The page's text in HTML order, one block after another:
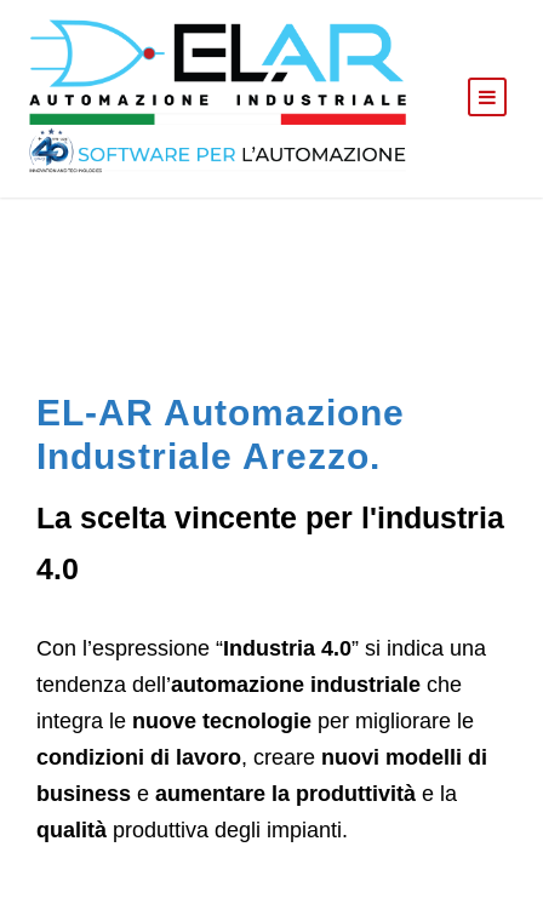
EL-AR Automazione
Industriale Arezzo.
La scelta vincente per l'industria
4.0
Con l’espressione “Industria 4.0” si indica una
tendenza dell’automazione industriale che
integra le nuove tecnologie per migliorare le
condizioni di lavoro, creare nuovi modelli di
business e aumentare la produttività e la
qualità produttiva degli impianti.